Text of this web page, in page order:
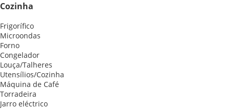
Cozinha
Frigorífico
Microondas
Forno
Congelador
Louça/Talheres
Utensílios/Cozinha
Máquina de Café
Torradeira
Jarro eléctrico